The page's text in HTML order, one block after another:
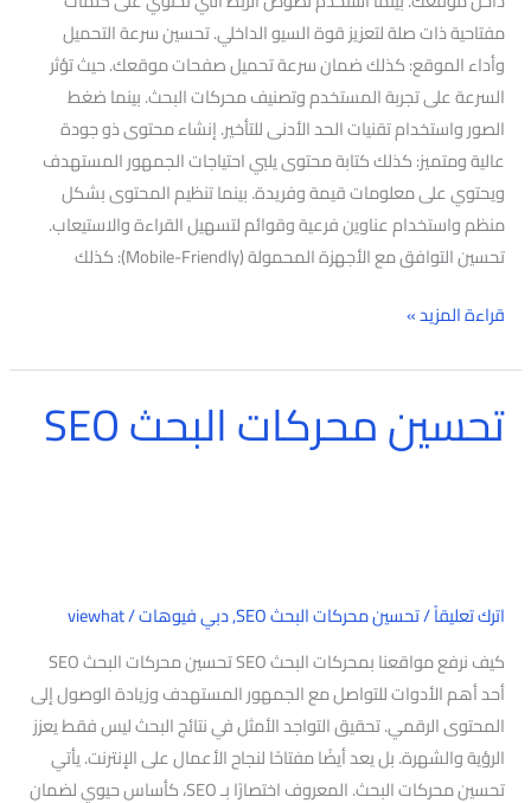
مفتاحية ذات صلة لتعزيز قوة السيو الداخلي. تحسين سرعة التحميل
وأداء الموقع: كذلك ضمان سرعة تحميل صفحات موقعك. حيث تؤثر
السرعة على تجربة المستخدم وتصنيف محركات البحث. بينما ضغط
الصور واستخدام تقنيات الحد الأدنى للتأخير. إنشاء محتوى ذو جودة
عالية ومتميز: كذلك كتابة محتوى يلبي احتياجات الجمهور المستهدف
ويحتوي على معلومات قيمة وفريدة. بينما تنظيم المحتوى بشكل
منظم واستخدام عناوين فرعية وقوائم لتسهيل القراءة والاستيعاب.
تحسين التوافق مع الأجهزة المحمولة (Mobile-Friendly): كذلك
قراءة المزيد »
تحسين محركات البحث SEO
اترك تعليقاً/تحسين محركات البحث SEO ,دبي فيوهات/
viewhat
كيف نرفع مواقعنا بمحركات البحث SEO تحسين محركات البحث SEO
أحد أهم الأدوات للتواصل مع الجمهور المستهدف وزيادة الوصول إلى
المحتوى الرقمي. تحقيق التواجد الأمثل في نتائج البحث ليس فقط يعزز
الرؤية والشهرة. بل يعد أيضًا مفتاحًا لنجاح الأعمال على الإنترنت. يأتي
تحسين محركات البحث. المعروف اختصارًا بـ SEO، كأساس حيوي لضمان
تحسين
محركات